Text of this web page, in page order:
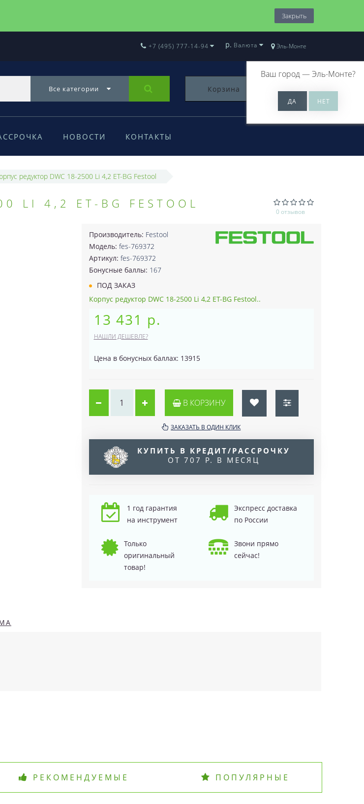
Закрыть
Эль-Монте
Ваш город —Эль-Монте?
+7 (495) 777-14-94 р. Валюта
Все категории Корзина 0
НОВОСТИ КОНТАКТЫ
редуктор DWC 18-2500 Li 4,2 ET-BG Festool
LI 4,2 ET-BG FESTOOL
0 отзывов
Производитель: Festool
Модель: fes-769372
Артикул: fes-769372
Бонусные баллы: 167
ПОД ЗАКАЗ
Корпус редуктор DWC 18-2500 Li 4,2 ET-BG Festool..
13 431 р.
НАШЛИ ДЕШЕВЛЕ?
Цена в бонусных баллах: 13915
В КОРЗИНУ
ЗАКАЗАТЬ В ОДИН КЛИК
КУПИТЬ В КРЕДИТ/РАССРОЧКУ
ОТ 707 Р. В МЕСЯЦ
1 год гарантия
на инструмент
Экспресс доставка
по России
Только
оригинальный
товар!
Звони прямо
сейчас!
РЕКОМЕНДУЕМЫЕ ПОПУЛЯРНЫЕ